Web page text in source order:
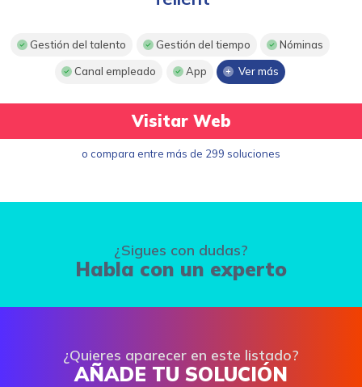
Gestión del talento Gestión del tiempo Nóminas
Canal empleado App Ver más
Visitar Web
o compara entre más de 299 soluciones
¿Sigues con dudas?
Habla con un experto
¿Quieres aparecer en este listado?
AÑADE TU SOLUCIÓN